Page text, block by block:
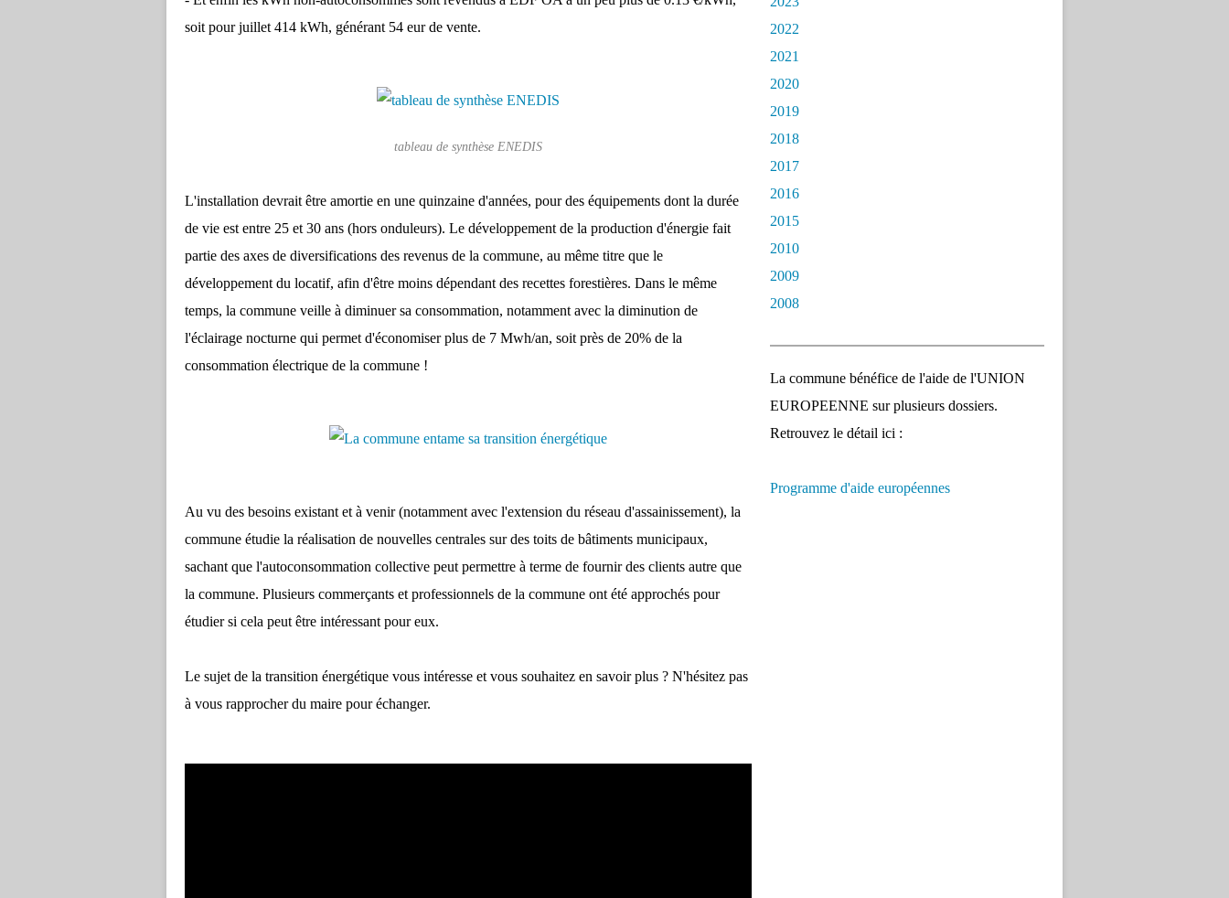
soit pour juillet 414 kWh, générant 54 eur de vente.
tableau de synthèse ENEDIS
L'installation devrait être amortie en une quinzaine d'années, pour des équipements dont la durée
de vie est entre 25 et 30 ans (hors onduleurs). Le développement de la production d'énergie fait
partie des axes de diversifications des revenus de la commune, au même titre que le
développement du locatif, afin d'être moins dépendant des recettes forestières. Dans le même
temps, la commune veille à diminuer sa consommation, notamment avec la diminution de
l'éclairage nocturne qui permet d'économiser plus de 7 Mwh/an, soit près de 20% de la
consommation électrique de la commune !
Au vu des besoins existant et à venir (notamment avec l'extension du réseau d'assainissement), la
commune étudie la réalisation de nouvelles centrales sur des toits de bâtiments municipaux,
sachant que l'autoconsommation collective peut permettre à terme de fournir des clients autre que
la commune. Plusieurs commerçants et professionnels de la commune ont été approchés pour
étudier si cela peut être intéressant pour eux.
Le sujet de la transition énergétique vous intéresse et vous souhaitez en savoir plus ? N'hésitez pas
à vous rapprocher du maire pour échanger.
2022
2021
2020
2019
2018
2017
2016
2015
2010
2009
2008
La commune bénéfice de l'aide de l'UNION
EUROPEENNE sur plusieurs dossiers.
Retrouvez le détail ici :
Programme d'aide européennes